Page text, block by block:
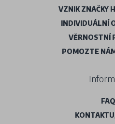
VZNIK ZNAČKY
INDIVIDUÁLNÍ
VĚRNOSTNÍ
POMOZTE
FAQ